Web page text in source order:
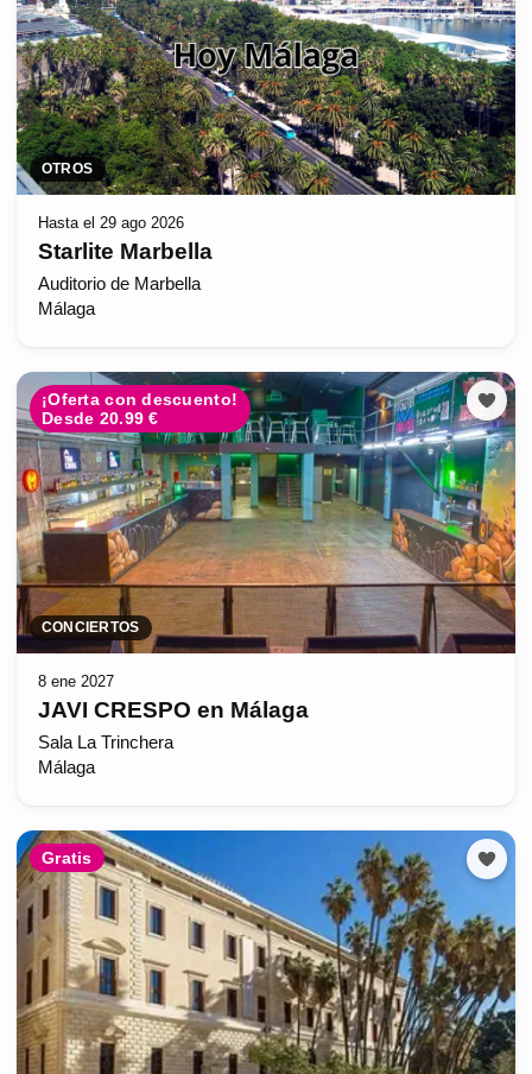
OTROS
Hasta el 29 ago 2026
Starlite Marbella
Auditorio de Marbella
Málaga
¡Oferta con descuento!
Desde 20.99 €
CONCIERTOS
8 ene 2027
JAVI CRESPO en Málaga
Sala La Trinchera
Málaga
Gratis